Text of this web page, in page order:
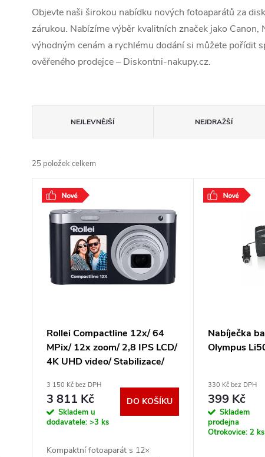
Objevte naši širokou nabídku nových fotoaparátů za
zárukou. Nabízíme výběr kvalitních značek jako
výhodným cenám a rychlému dodání si můžete pořídit
ověřeného prodejce – Diskontni-nakupy.cz.
a
z
e
NEJLEVNĚJŠÍ NEJDRAŽŠÍ
25 položek celkem
V
Rollei Compactline 12x/ 64
MPix/ 12x zoom/ 2,8 IPS LCD/
4K UHD video/ Stabilizace/
3 150 Kč bez DPH
3 811 Kč
Skladem u
dodavatele: >3 ks
DO KOŠÍKU
Kompaktní fotoaparát s 12×
Nabíječka
Olympus
330 Kč bez DPH
399 Kč
Skladem
prodejna
Otrokovice:2 ks